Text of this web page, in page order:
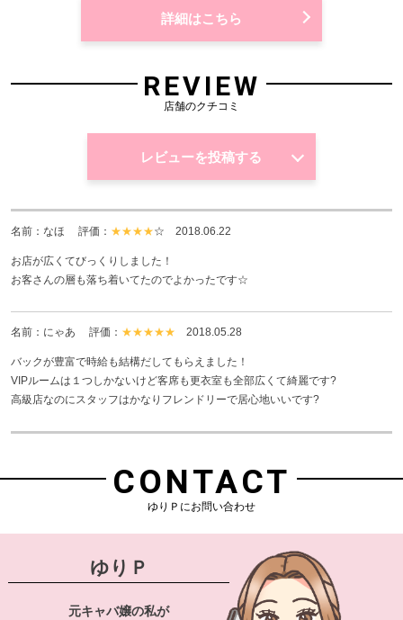
詳細はこちら
REVIEW
店舗のクチコミ
レビューを投稿する
名前：なほ 評価： ★★★★☆ 2018.06.22
お店が広くてびっくりしました！
お客さんの層も落ち着いてたのでよかったです☆
名前：にゃあ 評価： ★★★★★ 2018.05.28
バックが豊富で時給も結構だしてもらえました！
VIPルームは１つしかないけど客席も更衣室も全部広くて綺麗です?
高級店なのにスタッフはかなりフレンドリーで居心地いいです?
CONTACT
ゆりＰにお問い合わせ
ゆりＰ
元キャバ嬢の私が